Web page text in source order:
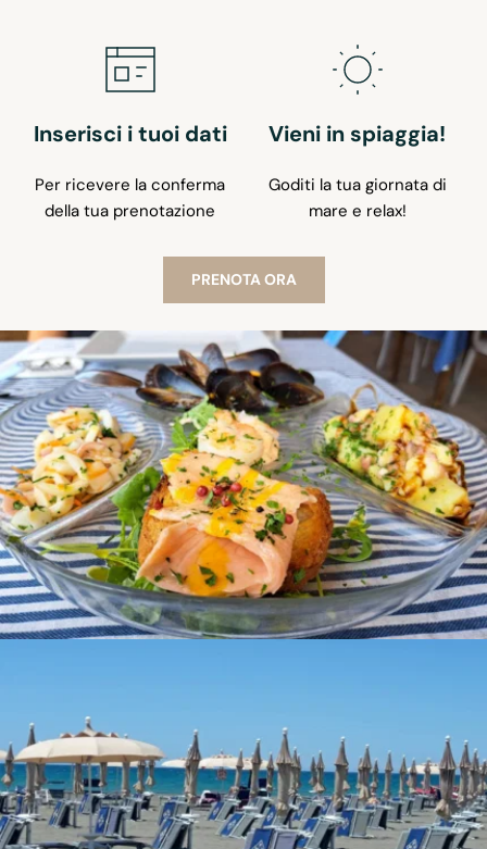
Inserisci i tuoi dati
Per ricevere la conferma
della tua prenotazione
Vieni in spiaggia!
Goditi la tua giornata di
mare e relax!
PRENOTA ORA